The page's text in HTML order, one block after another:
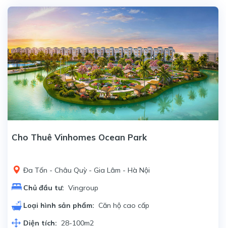
Cho Thuê Vinhomes Ocean Park
Đa Tốn - Châu Quỳ - Gia Lâm - Hà Nội
Chủ đầu tư: Vingroup
Loại hình sản phẩm: Căn hộ cao cấp
Diện tích: 28-100m2